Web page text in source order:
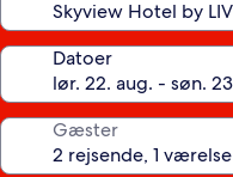
Datoer
Gæster